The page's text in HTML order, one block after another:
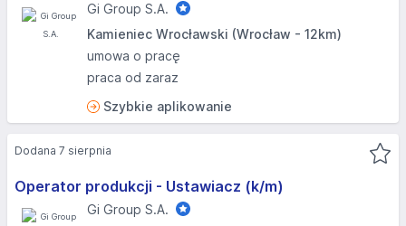
Gi Group S.A.
Kamieniec Wrocławski (Wrocław - 12km)
umowa o pracę
praca od zaraz
Szybkie aplikowanie
Operator produkcji - Ustawiacz (k/m)
Gi Group S.A.
Dodana 7 sierpnia